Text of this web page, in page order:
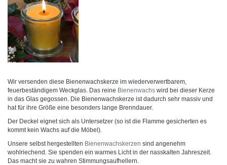
Wir versenden diese Bienenwachskerze im wiederverwertbarem,
feuerbeständigem Weckglas. Das reine Bienenwachs wird bei dieser Kerze
in das Glas gegossen. Die Bienenwachskerze ist dadurch sehr massiv und
hat für ihre Größe eine besonders lange Brenndauer.
Der Deckel eignet sich als Untersetzer (so ist die Flamme gesicherten es
kommt kein Wachs auf die Möbel).
Unsere selbst hergestellten Bienenwachskerzen sind angenehm
wohlriechend. Sie spenden ein warmes Licht in der nasskalten Jahreszeit.
Das macht sie zu wahren Stimmungsaufhellern.